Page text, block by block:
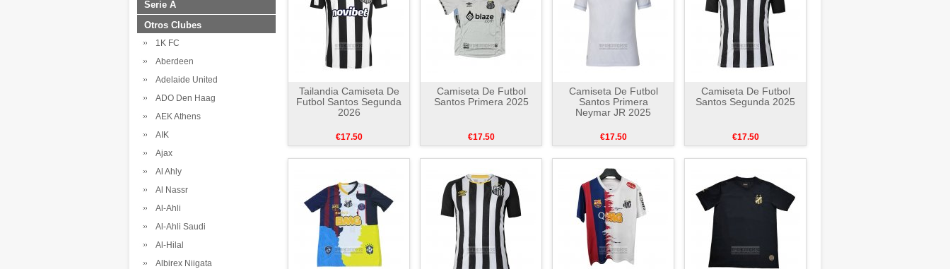
Serie A
Otros Clubes
1K FC
Aberdeen
Adelaide United
ADO Den Haag
AEK Athens
AIK
Ajax
Al Ahly
Al Nassr
Al-Ahli
Al-Ahli Saudi
Al-Hilal
Albirex Niigata
Tailandia Camiseta De
Futbol Santos Segunda
2026
€17.50
Camiseta De Futbol
Santos Primera 2025
€17.50
Camiseta De Futbol
Santos Primera
Neymar JR 2025
€17.50
Camiseta De Futbol
Santos Segunda 2025
€17.50